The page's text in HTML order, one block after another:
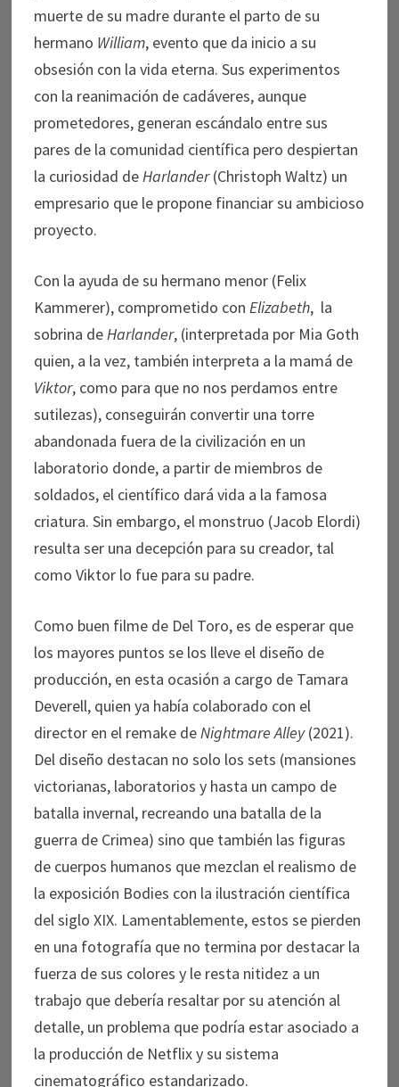
muerte de su madre durante el parto de su
hermano William, evento que da inicio a su
obsesión con la vida eterna. Sus experimentos
con la reanimación de cadáveres, aunque
prometedores, generan escándalo entre sus
pares de la comunidad científica pero despiertan
la curiosidad deHarlander(Christoph Waltz) un
empresario que le propone financiar su ambicioso
proyecto.
Con la ayuda de su hermano menor (Felix
Kammerer), comprometido con Elizabeth, la
sobrina deHarlander, (interpretada por Mia Goth
quien, a la vez, también interpreta a la mamá de
Viktor, como para que no nos perdamos entre
sutilezas), conseguirán convertir una torre
abandonada fuera de la civilización en un
laboratorio donde, a partir de miembros de
soldados, el científico dará vida a la famosa
criatura. Sin embargo, el monstruo (Jacob Elordi)
resulta ser una decepción para su creador, tal
como Viktor lo fue para su padre.
Como buen filme de Del Toro, es de esperar que
los mayores puntos se los lleve el diseño de
producción, en esta ocasión a cargo de Tamara
Deverell, quien ya había colaborado con el
director en el remake deNightmare Alley(2021).
Del diseño destacan no solo los sets (mansiones
victorianas, laboratorios y hasta un campo de
batalla invernal, recreando una batalla de la
guerra de Crimea) sino que también las figuras
de cuerpos humanos que mezclan el realismo de
la exposición Bodies con la ilustración científica
del siglo XIX. Lamentablemente, estos se pierden
en una fotografía que no termina por destacar la
fuerza de sus colores y le resta nitidez a un
trabajo que debería resaltar por su atención al
detalle, un problema que podría estar asociado a
la producción de Netflix y su sistema
cinematográfico estandarizado.